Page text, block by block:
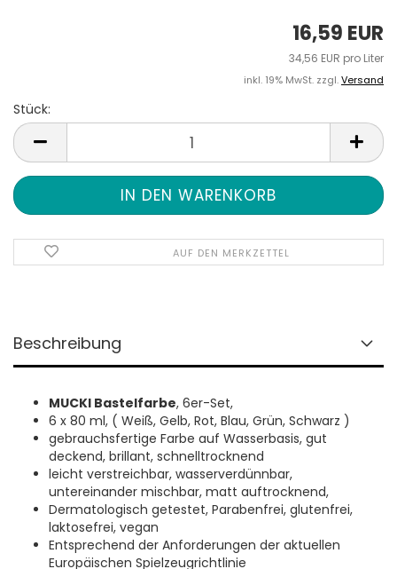
16,59 EUR
34,56 EUR pro Liter
inkl. 19% MwSt. zzgl.Versand
Stück:
Stück
AUF DEN MERKZETTEL
Beschreibung
MUCKI Bastelfarbe, 6er-Set,
6 x 80 ml, ( Weiß, Gelb, Rot, Blau, Grün, Schwarz )
gebrauchsfertige Farbe auf Wasserbasis, gut
deckend, brillant, schnelltrocknend
leicht verstreichbar, wasserverdünnbar,
untereinander mischbar, matt auftrocknend,
Dermatologisch getestet, Parabenfrei, glutenfrei,
laktosefrei, vegan
Entsprechend der Anforderungen der aktuellen
Europäischen Spielzeugrichtlinie